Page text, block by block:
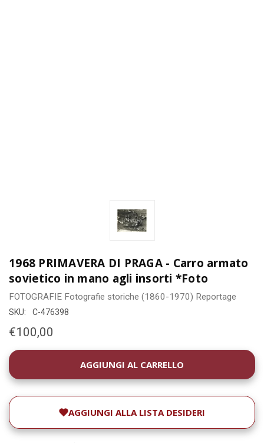
1968 PRIMAVERA DI PRAGA - Carro armato
sovietico in mano agli insorti *Foto
FOTOGRAFIE Fotografie storiche (1860-1970) Reportage
SKU: C-476398
€100,00
DISPONIBILITÀ
ATTUALE:
AGGIUNGI ALLA LISTA DESIDERI